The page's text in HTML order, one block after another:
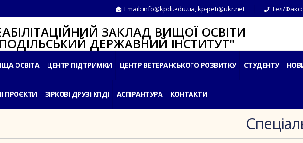
Email: info@kpdi.edu.ua,kp-peti@ukr.net Тел/Факс:
ЗАКЛАД ВИЩОЇ ОСВІТИ
ДЕРЖАВНИЙ ІНСТИТУТ"
ОСВІТА ЦЕНТР ПІДТРИМКИ ЦЕНТР ВЕТЕРАНСЬКОГО РОЗВИТКУ СТУДЕНТУ
ПРОЄКТИ ЗІРКОВІ ДРУЗІ КПДІ АСПІРАНТУРА КОНТАКТИ